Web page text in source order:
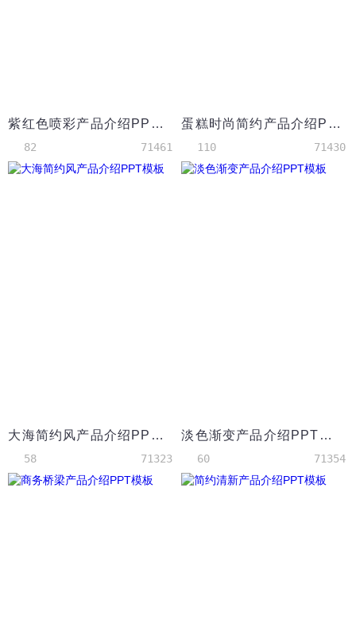
紫红色喷彩产品介绍PPT模板
82 71461
蛋糕时尚简约产品介绍PPT模板
110 71430
大海简约风产品介绍PPT模板
58 71323
淡色渐变产品介绍PPT模板
60 71354